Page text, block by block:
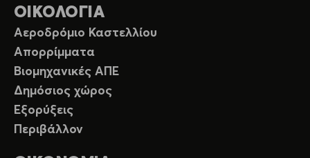
ΟΙΚΟΛΟΓΙΑ
Αεροδρόμιο Καστελλίου
Απορρίμματα
Βιομηχανικές ΑΠΕ
Δημόσιος χώρος
Εξορύξεις
Περιβάλλον